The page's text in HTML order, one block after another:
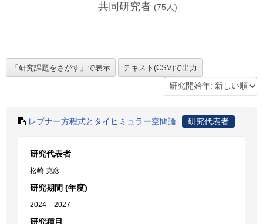
共同研究者 (75 人)
レブナー方程式とタイヒミュラー空間論 研究代表者
研究代表者
松崎 克彦
研究期間 (年度)
2024 – 2027
研究種目